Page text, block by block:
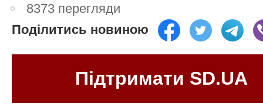
8373 перегляди
Поділитись новиною
Підтримати SD.UA